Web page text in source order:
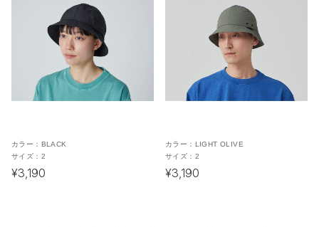
カラー： BLACK
サイズ： 2
¥3,190
カラー： LIGHT OLIVE
サイズ： 2
¥3,190